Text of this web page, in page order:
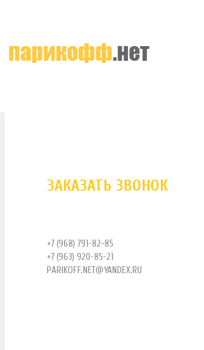
ЗАКАЗАТЬ ЗВОНОК
+7 (968) 791-82-85
+7 (963) 920-85-21
PARIKOFF.NET@YANDEX.RU